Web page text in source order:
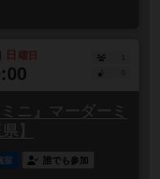
日 曜日
1
ニ』マーダーミ
】
室 誰でも参加